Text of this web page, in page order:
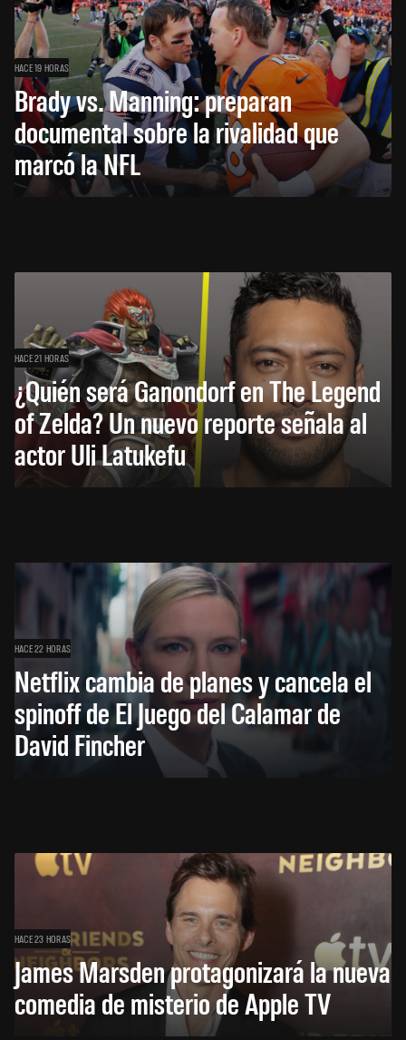
HACE 19 HORAS
Brady vs. Manning: preparan
documental sobre la rivalidad que
marcó la NFL
HACE 21 HORAS
¿Quién será Ganondorf en The Legend
of Zelda? Un nuevo reporte señala al
actor Uli Latukefu
HACE 22 HORAS
Netflix cambia de planes y cancela el
spinoff de El Juego del Calamar de
David Fincher
HACE 23 HORAS
James Marsden protagonizará la nueva
comedia de misterio de Apple TV